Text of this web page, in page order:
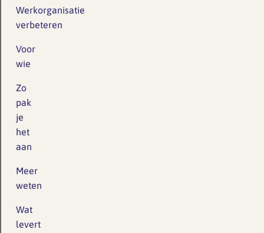
Werkorganisatie
verbeteren
Voor
wie
Zo
pak
je
het
aan
Meer
weten
Wat
levert